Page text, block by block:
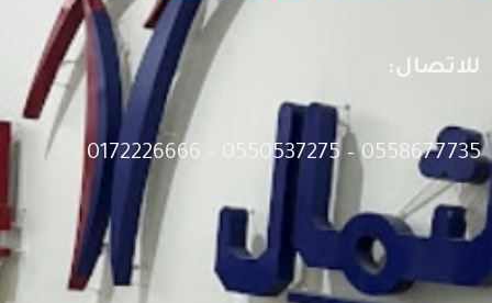
للاتصال:
0558677735 – 0550537275 – 0172226666